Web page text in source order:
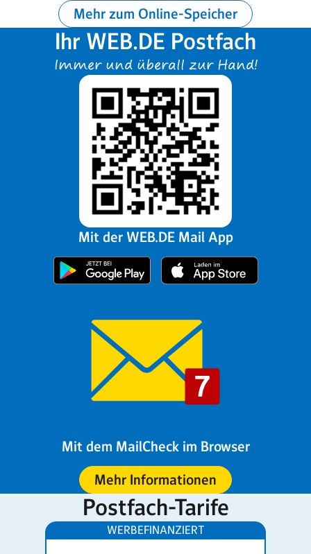
Mehr zum Online-Speicher
Ihr WEB.DE Postfach
Immer und überall zur Hand!
Mit der WEB.DE Mail App
Mit dem MailCheck im Browser
Mehr Informationen
Postfach-Tarife